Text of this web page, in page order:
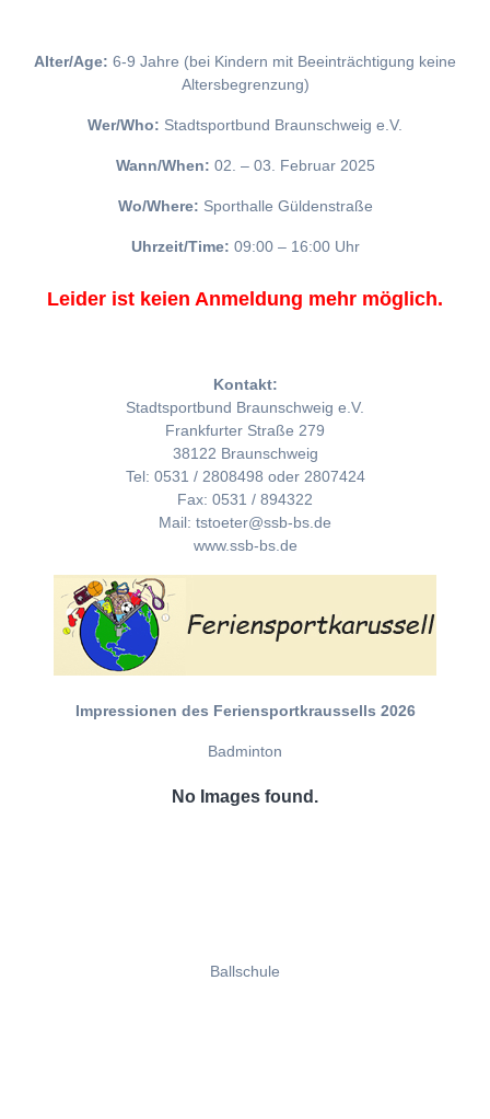
Alter/Age: 6-9 Jahre (bei Kindern mit Beeinträchtigung keine
Altersbegrenzung)
Wer/Who: Stadtsportbund Braunschweig e.V.
Wann/When: 02. – 03. Februar 2025
Wo/Where: Sporthalle Güldenstraße
Uhrzeit/Time: 09:00 – 16:00 Uhr
Leider ist keien Anmeldung mehr möglich.
Kontakt:
Stadtsportbund Braunschweig e.V.
Frankfurter Straße 279
38122 Braunschweig
Tel: 0531 / 2808498 oder 2807424
Fax: 0531 / 894322
Mail: tstoeter@ssb-bs.de
www.ssb-bs.de
Impressionen des Feriensportkraussells 2026
Badminton
No Images found.
Ballschule